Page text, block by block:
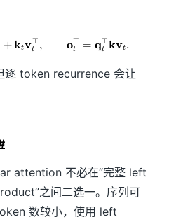
\mathbf {kv}_0=\mathbf
+ktvt
⊤ , ot
⊤ = qt
⊤kvt .
逐 token recurrence 会让
attention 不必在“完整 left
之间二选一。序列可
数较小，使用 left